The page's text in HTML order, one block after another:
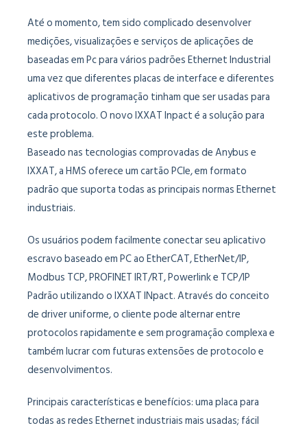
Até o momento, tem sido complicado desenvolver
medições, visualizações e serviços de aplicações de
baseadas em Pc para vários padrões Ethernet Industrial
uma vez que diferentes placas de interface e diferentes
aplicativos de programação tinham que ser usadas para
cada protocolo. O novo IXXAT Inpact é a solução para
este problema.
Baseado nas tecnologias comprovadas de Anybus e
IXXAT, a HMS oferece um cartão PCle, em formato
padrão que suporta todas as principais normas Ethernet
industriais.
Os usuários podem facilmente conectar seu aplicativo
escravo baseado em PC ao EtherCAT, EtherNet/IP,
Modbus TCP, PROFINET IRT/RT, Powerlink e TCP/IP
Padrão utilizando o IXXAT INpact. Através do conceito
de driver uniforme, o cliente pode alternar entre
protocolos rapidamente e sem programação complexa e
também lucrar com futuras extensões de protocolo e
desenvolvimentos.
Principais características e benefícios: uma placa para
todas as redes Ethernet industriais mais usadas; fácil